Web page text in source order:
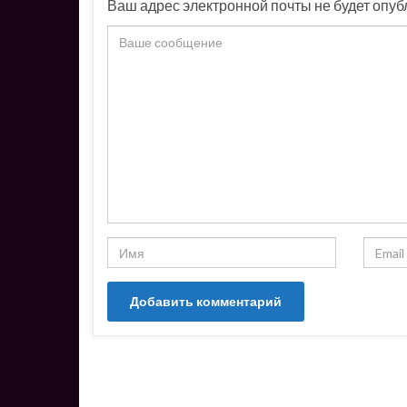
Ваш адрес электронной почты не будет